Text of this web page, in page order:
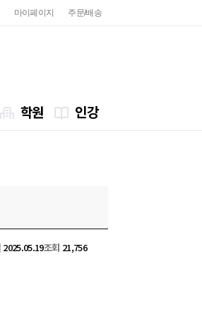
마이페이지 주문/배송
학원 인강
2025.05.19조회 21,756